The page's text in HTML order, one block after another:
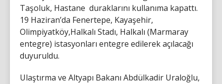
Taşoluk, Hastane duraklarını kullanıma kapattı.
19 Haziran’da Fenertepe, Kayaşehir,
Olimpiyatköy,Halkalı Stadı, Halkalı (Marmaray
entegre) istasyonları entegre edilerek açılacağı
duyuruldu.
Ulaştırma ve Altyapı Bakanı Abdülkadir Uraloğlu,